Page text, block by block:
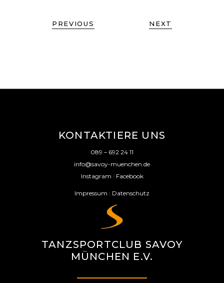
PREVIOUS NEXT
KONTAKTIERE UNS
089 – 692 24 11
info@savoy-muenchen.de
Instagram | Facebook
Impressum | Datenschutz
TANZSPORTCLUB SAVOY
MÜNCHEN E.V.